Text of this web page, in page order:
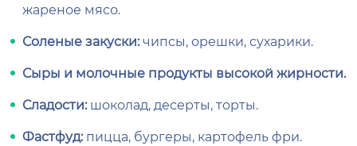
жареное мясо.
Соленые закуски:чипсы, орешки, сухарики.
Сыры и молочные продукты высокой жирности.
Сладости:шоколад, десерты, торты.
Фастфуд:пицца, бургеры, картофель фри.